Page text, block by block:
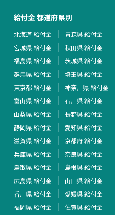
給付金 都道府県別
北海道 給付金 青森県 給付金
宮城県 給付金
秋田県 給付金
福島県 給付金
茨城県 給付金
群馬県 給付金
埼玉県 給付金
東京都 給付金
神奈川県 給付金
富山県 給付金
石川県 給付金
山梨県 給付金
長野県 給付金
静岡県 給付金
愛知県 給付金
滋賀県 給付金
京都府 給付金
兵庫県 給付金
奈良県 給付金
鳥取県 給付金
島根県 給付金
広島県 給付金
山口県 給付金
香川県 給付金
愛媛県 給付金
福岡県 給付金
佐賀県 給付金